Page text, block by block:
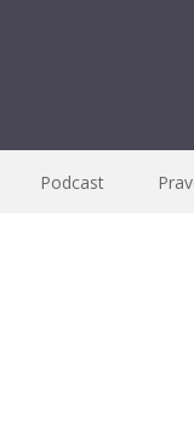
Podcast